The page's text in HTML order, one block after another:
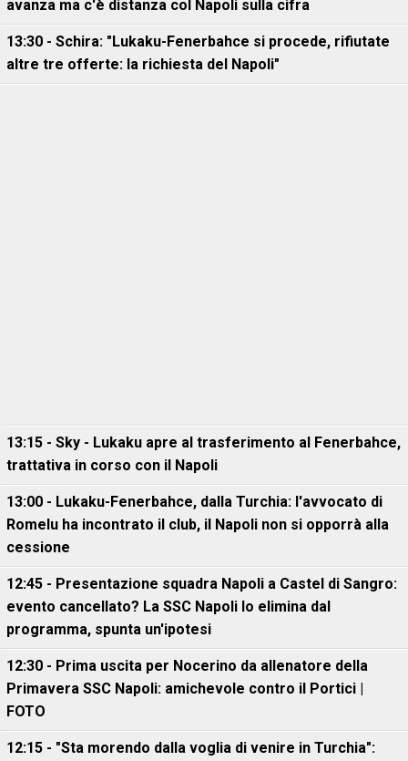
avanza ma c'è distanza col Napoli sulla cifra
13:30 - Schira: "Lukaku-Fenerbahce si procede, rifiutate
altre tre offerte: la richiesta del Napoli"
13:15 - Sky - Lukaku apre al trasferimento al Fenerbahce,
trattativa in corso con il Napoli
13:00 - Lukaku-Fenerbahce, dalla Turchia: l'avvocato di
Romelu ha incontrato il club, il Napoli non si opporrà alla
cessione
12:45 - Presentazione squadra Napoli a Castel di Sangro:
evento cancellato? La SSC Napoli lo elimina dal
programma, spunta un'ipotesi
12:30 - Prima uscita per Nocerino da allenatore della
Primavera SSC Napoli: amichevole contro il Portici |
FOTO
12:15 - "Sta morendo dalla voglia di venire in Turchia":